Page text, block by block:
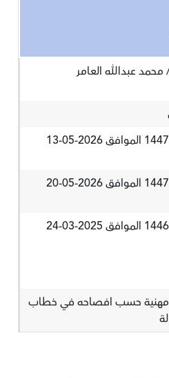
محمد عبدالله العامر
2026-05-13
2026-05-20
2025-03-24
حسب افصاحه في خطاب